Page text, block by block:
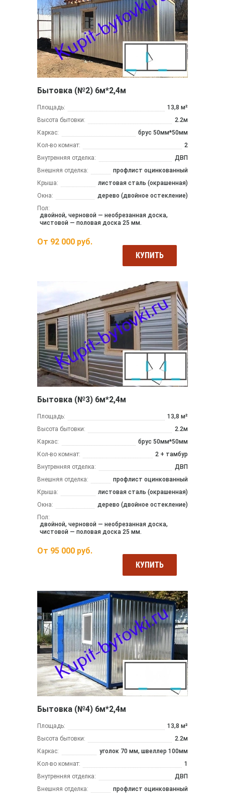
Бытовка (№2) 6м*2,4м
Площадь:
13,8 м²
Высота бытовки:
2.2м
Каркас:
брус 50мм*50мм
Кол-во комнат:
2
Внутренняя отделка:
ДВП
Внешняя отделка:
профлист оцинкованный
Крыша:
листовая сталь (окрашенная)
Окна:
дерево (двойное остекление)
Пол:
двойной, черновой — необрезанная доска,
чистовой — половая доска 25 мм.
От 92 000 руб.
КУПИТЬ
Бытовка (№3) 6м*2,4м
Площадь:
13,8 м²
Высота бытовки:
2.2м
Каркас:
брус 50мм*50мм
Кол-во комнат:
2 + тамбур
Внутренняя отделка:
ДВП
Внешняя отделка:
профлист оцинкованный
Крыша:
листовая сталь (окрашенная)
Окна:
дерево (двойное остекление)
Пол:
двойной, черновой — необрезанная доска,
чистовой — половая доска 25 мм.
От 95 000 руб.
КУПИТЬ
Бытовка (№4) 6м*2,4м
Площадь:
13,8 м²
Высота бытовки:
2.2м
Каркас:
уголок 70 мм, швеллер 100мм
Кол-во комнат:
1
Внутренняя отделка:
ДВП
Внешняя отделка:
профлист оцинкованный